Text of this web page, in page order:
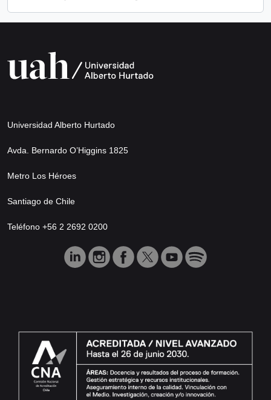
Universidad Alberto Hurtado
Avda. Bernardo O’Higgins 1825
Metro Los Héroes
Santiago de Chile
Teléfono +56 2 2692 0200